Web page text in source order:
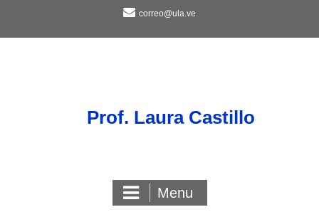
content
correo@ula.ve
Prof. Laura Castillo
Menu